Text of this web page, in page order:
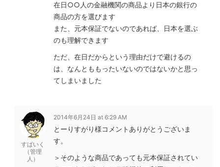
在日○○人の金融機関の商品より日本の銀行の
商品の方を選びます
また、元本保証でないのであれば、日本を選ぶ
のも理解できます
ただ、在日だからという理由だけで避けるの
は、なんとももったいないのではないかと思っ
てしまいました
すぱいく
（管理
人）
2014年6月24日 at 6:29 AM
とーりすがり様コメントありがとうございま
す。
＞そのような商品であっても元本保証されてい